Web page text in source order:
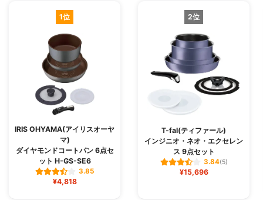
1位
IRIS OHYAMA(アイリスオーヤ
マ)
ダイヤモンドコートパン 6点セ
ット H-GS-SE6
3.85
¥4,818
2位
T-fal(ティファール)
インジニオ・ネオ・エクセレン
ス 9点セット
3.84(5)
¥15,696